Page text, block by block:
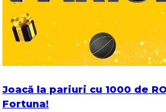
Joacă la pariuri cu 1000 de
Fortuna!